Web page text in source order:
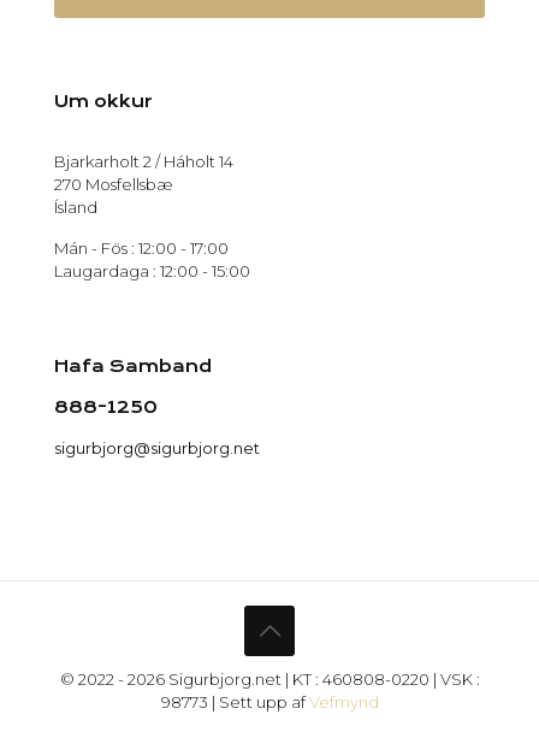
Um okkur
Bjarkarholt 2 / Háholt 14
270 Mosfellsbæ
Ísland
Mán - Fös : 12:00 - 17:00
Laugardaga : 12:00 - 15:00
Hafa Samband
888-1250
sigurbjorg@sigurbjorg.net
© 2022 - 2026 Sigurbjorg.net | KT : 460808-0220 | VSK :
98773 | Sett upp afVefmynd